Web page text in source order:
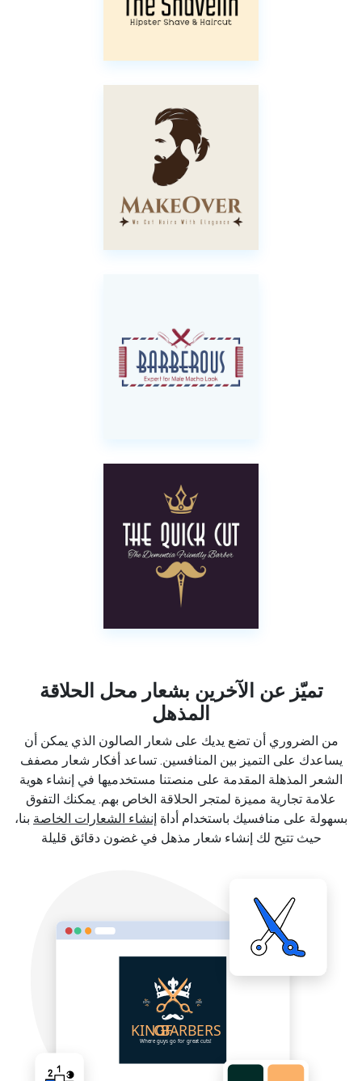
تميّز عن الآخرين بشعار محل الحلاقة
المذهل
من الضروري أن تضع يديك على شعار الصالون الذي يمكن أن
يساعدك على التميز بين المنافسين. تساعد أفكار شعار مصفف
الشعر المذهلة المقدمة على منصتنا مستخدميها في إنشاء هوية
علامة تجارية مميزة لمتجر الحلاقة الخاص بهم. يمكنك التفوق
بسهولة على منافسيك باستخدام أداة إنشاء الشعارات الخاصة بنا،
حيث تتيح لك إنشاء شعار مذهل في غضون دقائق قليلة